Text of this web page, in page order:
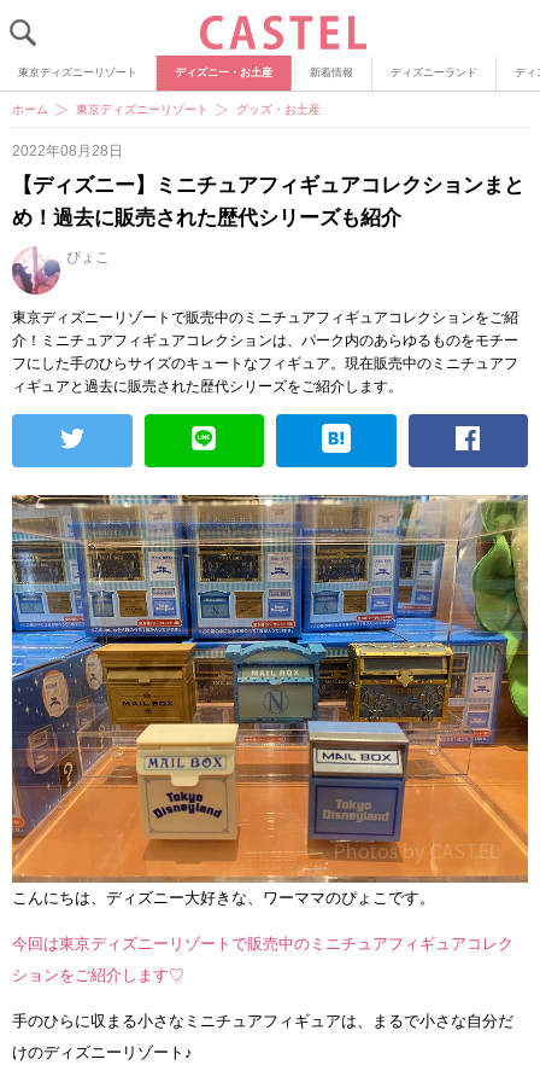
東京ディズニーリゾート ディズニー・お土産 新着情報 ディズニーランド ディ
ホーム 東京ディズニーリゾート グッズ・お土産
2022年08月28日
【ディズニー】ミニチュアフィギュアコレクションまと
め！過去に販売された歴代シリーズも紹介
ぴょこ
東京ディズニーリゾートで販売中のミニチュアフィギュアコレクションをご紹
介！ミニチュアフィギュアコレクションは、パーク内のあらゆるものをモチー
フにした手のひらサイズのキュートなフィギュア。現在販売中のミニチュアフ
ィギュアと過去に販売された歴代シリーズをご紹介します。
こんにちは、ディズニー大好きな、ワーママのぴょこです。
今回は東京ディズニーリゾートで販売中のミニチュアフィギュアコレク
ションをご紹介します♡
手のひらに収まる小さなミニチュアフィギュアは、まるで小さな自分だ
けのディズニーリゾート♪